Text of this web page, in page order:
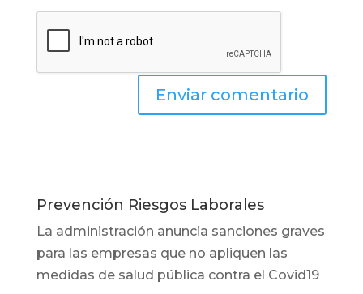
Prevención Riesgos Laborales
La administración anuncia sanciones graves
para las empresas que no apliquen las
medidas de salud pública contra el Covid19